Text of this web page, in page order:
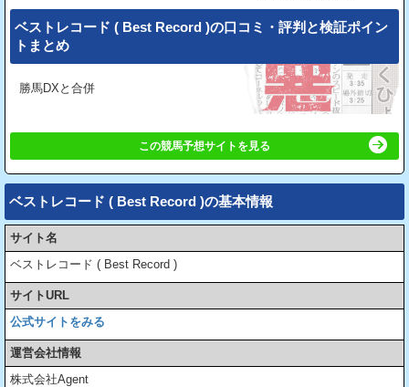
ベストレコード ( Best Record )の⼝コミ・評判と検証ポイン
トまとめ
勝馬DXと合併
この競馬予想サイトを見る
ベストレコード ( Best Record )の基本情報
サイト名
ベストレコード ( Best Record )
サイトURL
公式サイトをみる
運営会社情報
株式会社Agent